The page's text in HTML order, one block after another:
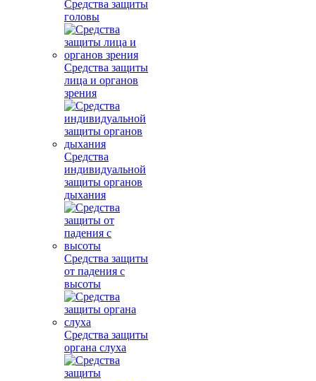
Средства защиты
головы
Средства защиты
лица и органов
зрения
Средства
индивидуальной
защиты органов
дыхания
Средства защиты
от падения с
высоты
Средства защиты
органа слуха